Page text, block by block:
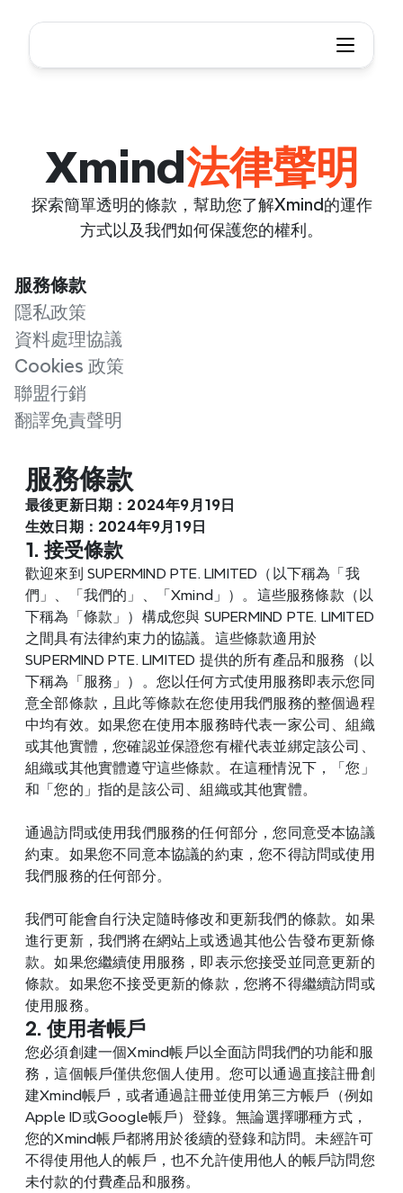
Xmind 法律聲明
探索簡單透明的條款，幫助您了解Xmind的運作
方式以及我們如何保護您的權利。
服務條款
隱私政策
資料處理協議
Cookies 政策
聯盟行銷
翻譯免責聲明
服務條款
最後更新日期：2024年9月19日
生效日期：2024年9月19日
1. 接受條款
歡迎來到 SUPERMIND PTE. LIMITED（以下稱為「我
們」、「我們的」、「Xmind」）。這些服務條款（以
下稱為「條款」）構成您與 SUPERMIND PTE. LIMITED
之間具有法律約束力的協議。這些條款適用於
SUPERMIND PTE. LIMITED 提供的所有產品和服務（以
下稱為「服務」）。您以任何方式使用服務即表示您同
意全部條款，且此等條款在您使用我們服務的整個過程
中均有效。如果您在使用本服務時代表一家公司、組織
或其他實體，您確認並保證您有權代表並綁定該公司、
組織或其他實體遵守這些條款。在這種情況下，「您」
和「您的」指的是該公司、組織或其他實體。
通過訪問或使用我們服務的任何部分，您同意受本協議
約束。如果您不同意本協議的約束，您不得訪問或使用
我們服務的任何部分。
我們可能會自行決定隨時修改和更新我們的條款。如果
進行更新，我們將在網站上或透過其他公告發布更新條
款。如果您繼續使用服務，即表示您接受並同意更新的
條款。如果您不接受更新的條款，您將不得繼續訪問或
使用服務。
2. 使用者帳戶
您必須創建一個Xmind帳戶以全面訪問我們的功能和服
務，這個帳戶僅供您個人使用。您可以通過直接註冊創
建Xmind帳戶，或者通過註冊並使用第三方帳戶（例如
Apple ID或Google帳戶）登錄。無論選擇哪種方式，
您的Xmind帳戶都將用於後續的登錄和訪問。未經許可
不得使用他人的帳戶，也不允許使用他人的帳戶訪問您
未付款的付費產品和服務。